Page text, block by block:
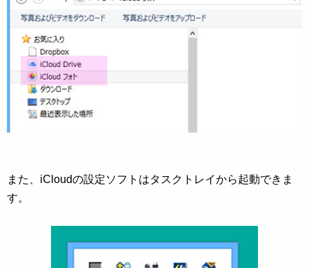
また、iCloudの設定ソフトはタスクトレイから起動できま
す。